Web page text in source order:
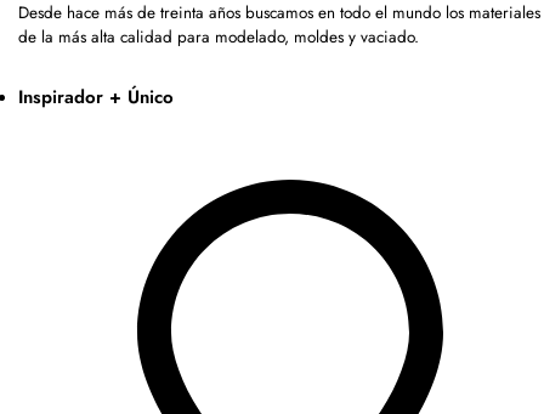
Desde hace más de treinta años buscamos en todo el mundo los materiales
de la más alta calidad para modelado, moldes y vaciado.
Inspirador + Único